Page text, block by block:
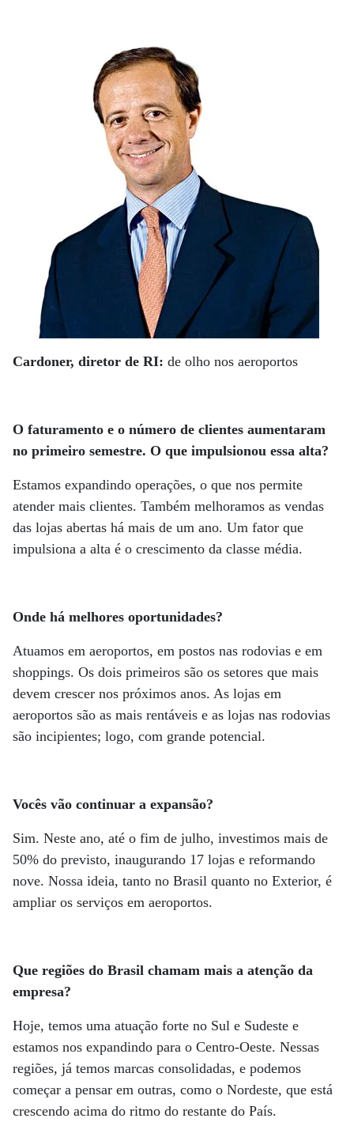
Cardoner, diretor de RI: de olho nos aeroportos
O faturamento e o número de clientes aumentaram
no primeiro semestre. O que impulsionou essa alta?
Estamos expandindo operações, o que nos permite
atender mais clientes. Também melhoramos as vendas
das lojas abertas há mais de um ano. Um fator que
impulsiona a alta é o crescimento da classe média.
Onde há melhores oportunidades?
Atuamos em aeroportos, em postos nas rodovias e em
shoppings. Os dois primeiros são os setores que mais
devem crescer nos próximos anos. As lojas em
aeroportos são as mais rentáveis e as lojas nas rodovias
são incipientes; logo, com grande potencial.
Vocês vão continuar a expansão?
Sim. Neste ano, até o fim de julho, investimos mais de
50% do previsto, inaugurando 17 lojas e reformando
nove. Nossa ideia, tanto no Brasil quanto no Exterior, é
ampliar os serviços em aeroportos.
Que regiões do Brasil chamam mais a atenção da
empresa?
Hoje, temos uma atuação forte no Sul e Sudeste e
estamos nos expandindo para o Centro-Oeste. Nessas
regiões, já temos marcas consolidadas, e podemos
começar a pensar em outras, como o Nordeste, que está
crescendo acima do ritmo do restante do País.